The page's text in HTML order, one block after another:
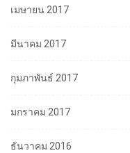
เมษายน 2017
มีนาคม 2017
กุมภาพันธ์ 2017
มกราคม 2017
ธันวาคม 2016